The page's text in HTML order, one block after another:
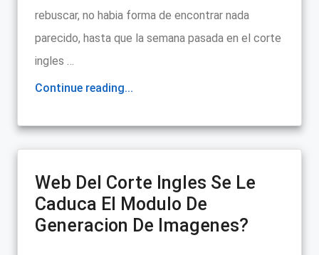
rebuscar, no habia forma de encontrar nada
parecido, hasta que la semana pasada en el corte
ingles …
Continue reading...
Web Del Corte Ingles Se Le
Caduca El Modulo De
Generacion De Imagenes?